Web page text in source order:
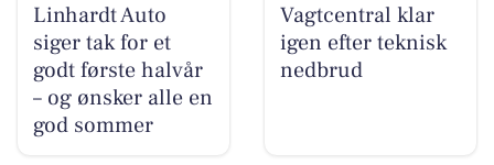
Linhardt Auto
siger tak for et
godt første halvår
– og ønsker alle en
god sommer
Vagtcentral klar
igen efter teknisk
nedbrud